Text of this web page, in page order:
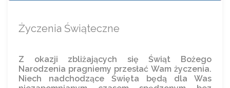
Życzenia Świąteczne
Z okazji zbliżających się Świąt Bożego
Narodzenia pragniemy przesłać Wam życzenia.
Niech nadchodzące Święta będą dla Was